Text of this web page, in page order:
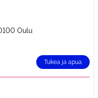
Oulu
Tukea ja apua